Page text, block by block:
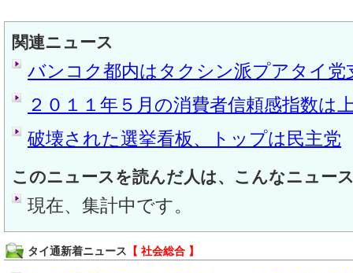
関連ニュース
バンコク都内はタクシン派プアタイ党
２０１１年５月の消費者信頼感指数は
破壊された選挙看板、トップは民主党
このニュースを読んだ人は、こんなニュー
現在、集計中です。
タイ通新着ニュース 【 社会総合 】